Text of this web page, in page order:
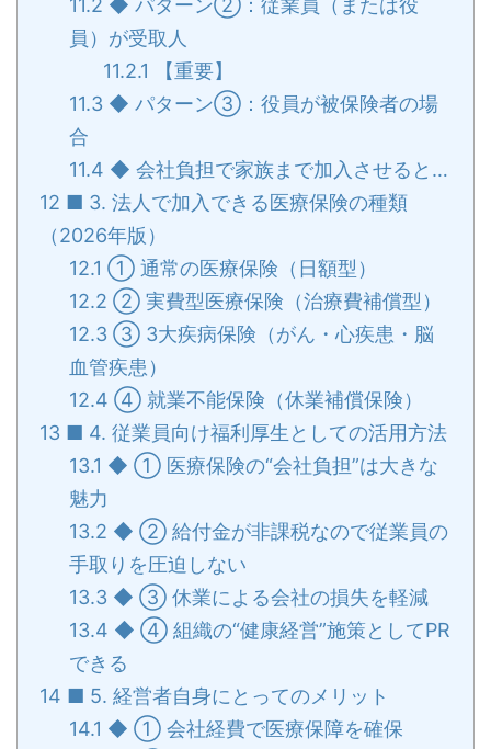
11.2 ◆ パターン②：従業員（または役
員）が受取人
11.2.1 【重要】
11.3 ◆ パターン③：役員が被保険者の場
合
11.4 ◆ 会社負担で家族まで加入させると…
12 ■ 3. 法人で加入できる医療保険の種類
（2026年版）
12.1 ① 通常の医療保険（日額型）
12.2 ② 実費型医療保険（治療費補償型）
12.3 ③ 3大疾病保険（がん・心疾患・脳
血管疾患）
12.4 ④ 就業不能保険（休業補償保険）
13 ■ 4. 従業員向け福利厚生としての活用方法
13.1 ◆ ① 医療保険の“会社負担”は大きな
魅力
13.2 ◆ ② 給付金が非課税なので従業員の
手取りを圧迫しない
13.3 ◆ ③ 休業による会社の損失を軽減
13.4 ◆ ④ 組織の“健康経営”施策としてPR
できる
14 ■ 5. 経営者自身にとってのメリット
14.1 ◆ ① 会社経費で医療保障を確保